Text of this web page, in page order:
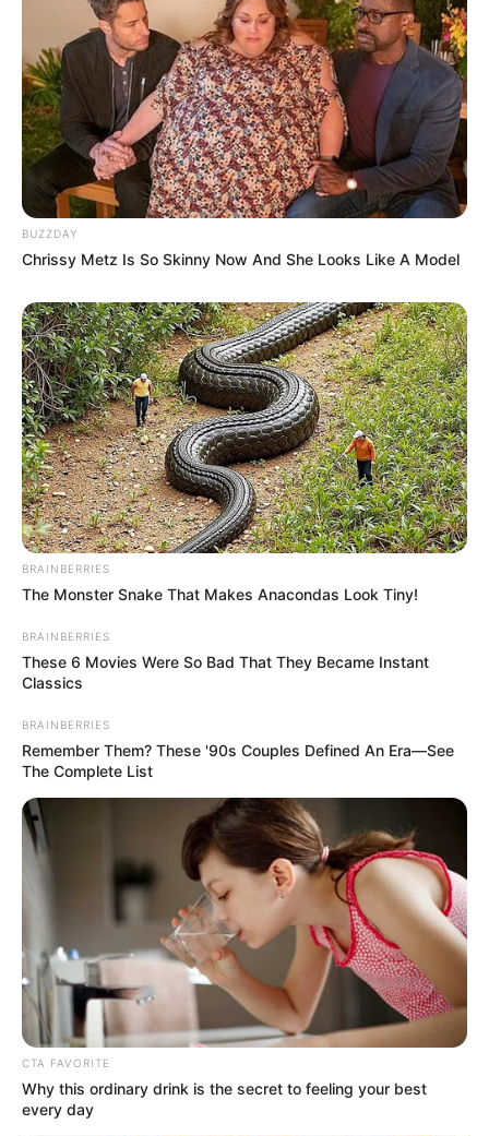
BUZZDAY
Chrissy Metz Is So Skinny Now And She Looks Like A Model
BRAINBERRIES
The Monster Snake That Makes Anacondas Look Tiny!
BRAINBERRIES
These 6 Movies Were So Bad That They Became Instant
Classics
BRAINBERRIES
Remember Them? These '90s Couples Defined An Era—See
The Complete List
CTA FAVORITE
Why this ordinary drink is the secret to feeling your best
every day